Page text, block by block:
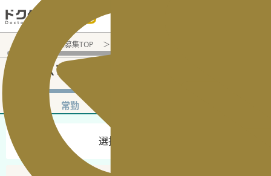
医師転職・求人募集TOP
非常勤（アルバイト）医師求人・転職情報
常勤
選択なし